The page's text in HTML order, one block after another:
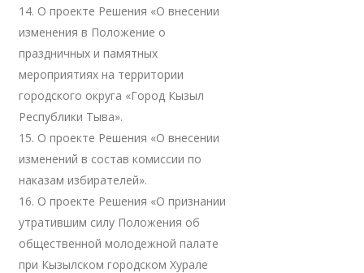
14. О проекте Решения «О внесении
изменения в Положение о
праздничных и памятных
мероприятиях на территории
городского округа «Город Кызыл
Республики Тыва».
15. О проекте Решения «О внесении
изменений в состав комиссии по
наказам избирателей».
16. О проекте Решения «О признании
утратившим силу Положения об
общественной молодежной палате
при Кызылском городском Хурале